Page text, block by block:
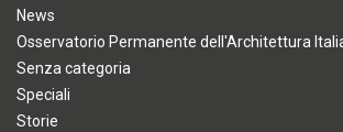
News
Osservatorio Permanente dell'Architettura
Senza categoria
Speciali
Storie